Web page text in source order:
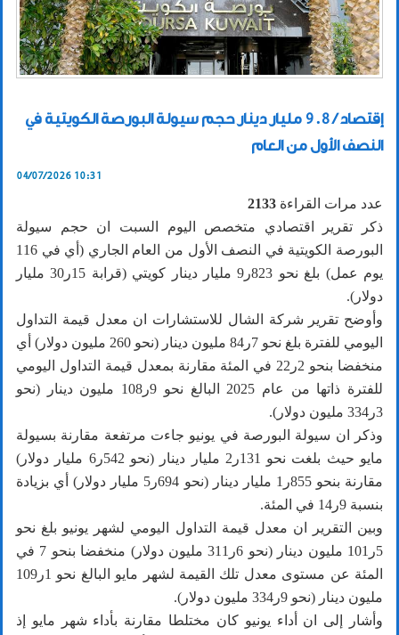
إقتصاد / 9.8 مليار دينار حجم سيولة البورصة الكويتية في
النصف الأول من العام
04/07/2026 10:31
عدد مرات القراءة 2133
ذكر تقرير اقتصادي متخصص اليوم السبت ان حجم سيولة
البورصة الكويتية في النصف الأول من العام الجاري (أي في 116
يوم عمل) بلغ نحو 823ر9 مليار دينار كويتي (قرابة 15ر30 مليار
دولار).
وأوضح تقرير شركة الشال للاستشارات ان معدل قيمة التداول
اليومي للفترة بلغ نحو 7ر84 مليون دينار (نحو 260 مليون دولار) أي
منخفضا بنحو 2ر22 في المئة مقارنة بمعدل قيمة التداول اليومي
للفترة ذاتها من عام 2025 البالغ نحو 9ر108 مليون دينار (نحو
3ر334 مليون دولار).
وذكر ان سيولة البورصة في يونيو جاءت مرتفعة مقارنة بسيولة
مايو حيث بلغت نحو 131ر2 مليار دينار (نحو 542ر6 مليار دولار)
مقارنة بنحو 855ر1 مليار دينار (نحو 694ر5 مليار دولار) أي بزيادة
بنسبة 9ر14 في المئة.
وبين التقرير ان معدل قيمة التداول اليومي لشهر يونيو بلغ نحو
5ر101 مليون دينار (نحو 6ر311 مليون دولار) منخفضا بنحو 7 في
المئة عن مستوى معدل تلك القيمة لشهر مايو البالغ نحو 1ر109
مليون دينار (نحو 9ر334 مليون دولار).
وأشار إلى ان أداء يونيو كان مختلطا مقارنة بأداء شهر مايو إذ